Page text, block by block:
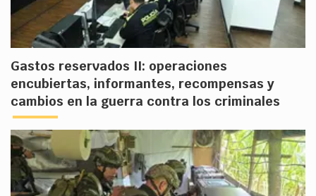
Gastos reservados II: operaciones
encubiertas, informantes, recompensas y
cambios en la guerra contra los criminales